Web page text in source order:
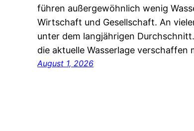
führen außergewöhnlich wenig
Wirtschaft und Gesellschaft. An
unter dem langjährigen
die aktuelle Wasserlage
August 1, 2026